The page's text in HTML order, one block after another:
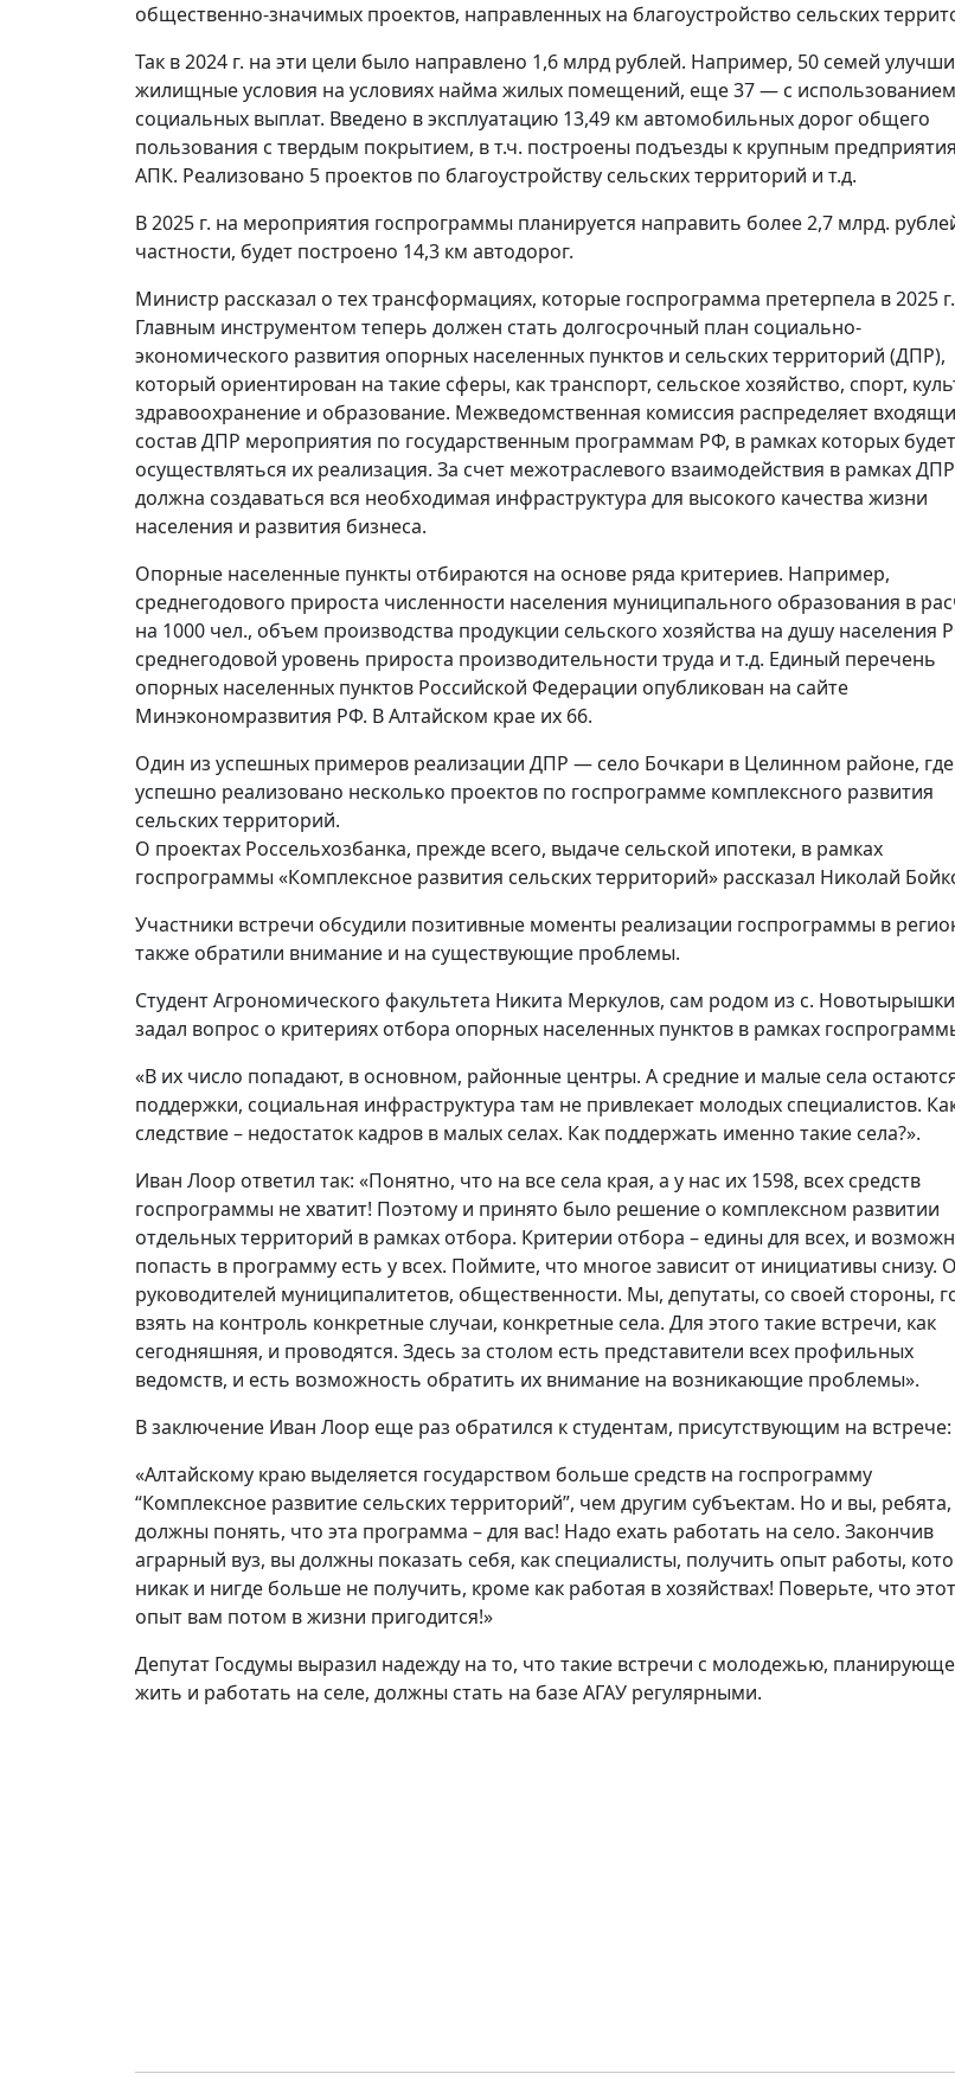
общественно-значимых проектов, направленных на благоустройство сельских
Так в 2024 г. на эти цели было направлено 1,6 млрд рублей. Например, 50 семей
жилищные условия на условиях найма жилых помещений, еще 37 — с использованием
социальных выплат. Введено в эксплуатацию 13,49 км автомобильных дорог общего
пользования с твердым покрытием, в т.ч. построены подъезды к крупным
АПК. Реализовано 5 проектов по благоустройству сельских территорий и т.д.
В 2025 г. на мероприятия госпрограммы планируется направить более 2,7 млрд.
частности, будет построено 14,3 км автодорог.
Министр рассказал о тех трансформациях, которые госпрограмма претерпела в 2025 г.
Главным инструментом теперь должен стать долгосрочный план социально-
экономического развития опорных населенных пунктов и сельских территорий (ДПР),
который ориентирован на такие сферы, как транспорт, сельское хозяйство, спорт,
здравоохранение и образование. Межведомственная комиссия распределяет
состав ДПР мероприятия по государственным программам РФ, в рамках которых будет
осуществляться их реализация. За счет межотраслевого взаимодействия в рамках ДПР
должна создаваться вся необходимая инфраструктура для высокого качества жизни
населения и развития бизнеса.
Опорные населенные пункты отбираются на основе ряда критериев. Например,
среднегодового прироста численности населения муниципального образования в
на 1000 чел., объем производства продукции сельского хозяйства на душу населения
среднегодовой уровень прироста производительности труда и т.д. Единый перечень
опорных населенных пунктов Российской Федерации опубликован на сайте
Минэкономразвития РФ. В Алтайском крае их 66.
Один из успешных примеров реализации ДПР — село Бочкари в Целинном районе,
успешно реализовано несколько проектов по госпрограмме комплексного развития
сельских территорий.
О проектах Россельхозбанка, прежде всего, выдаче сельской ипотеки, в рамках
госпрограммы «Комплексное развития сельских территорий» рассказал Николай
Участники встречи обсудили позитивные моменты реализации госпрограммы в
также обратили внимание и на существующие проблемы.
Студент Агрономического факультета Никита Меркулов, сам родом из с.
задал вопрос о критериях отбора опорных населенных пунктов в рамках
«В их число попадают, в основном, районные центры. А средние и малые села
поддержки, социальная инфраструктура там не привлекает молодых специалистов.
следствие – недостаток кадров в малых селах. Как поддержать именно такие села?».
Иван Лоор ответил так: «Понятно, что на все села края, а у нас их 1598, всех средств
госпрограммы не хватит! Поэтому и принято было решение о комплексном развитии
отдельных территорий в рамках отбора. Критерии отбора – едины для всех, и
попасть в программу есть у всех. Поймите, что многое зависит от инициативы снизу.
руководителей муниципалитетов, общественности. Мы, депутаты, со своей стороны,
взять на контроль конкретные случаи, конкретные села. Для этого такие встречи, как
сегодняшняя, и проводятся. Здесь за столом есть представители всех профильных
ведомств, и есть возможность обратить их внимание на возникающие проблемы».
В заключение Иван Лоор еще раз обратился к студентам, присутствующим на встрече:
«Алтайскому краю выделяется государством больше средств на госпрограмму
“Комплексное развитие сельских территорий”, чем другим субъектам. Но и вы, ребята,
должны понять, что эта программа – для вас! Надо ехать работать на село. Закончив
аграрный вуз, вы должны показать себя, как специалисты, получить опыт работы,
никак и нигде больше не получить, кроме как работая в хозяйствах! Поверьте, что этот
опыт вам потом в жизни пригодится!»
Депутат Госдумы выразил надежду на то, что такие встречи с молодежью,
жить и работать на селе, должны стать на базе АГАУ регулярными.